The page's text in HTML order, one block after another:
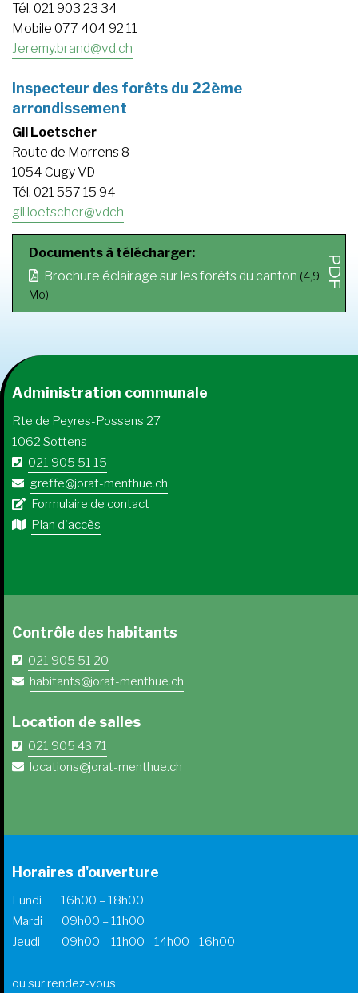
Tél. 021 903 23 34
Mobile 077 404 92 11
Jeremy.brand@vd.ch
Inspecteur des forêts du 22ème
arrondissement
Gil Loetscher
Route de Morrens 8
1054 Cugy VD
Tél. 021 557 15 94
gil.loetscher@vdch
Documents à télécharger:
Brochure éclairage sur les forêts du canton (4,9
Mo)
Administration communale
Rte de Peyres-Possens 27
1062 Sottens
021 905 51 15
greffe@jorat-menthue.ch
Formulaire de contact
Plan d'accès
Contrôle des habitants
021 905 51 20
habitants@jorat-menthue.ch
Location de salles
021 905 43 71
locations@jorat-menthue.ch
Horaires d'ouverture
Lundi 16h00 – 18h00
Mardi 09h00 – 11h00
Jeudi 09h00 – 11h00 - 14h00 - 16h00
ou sur rendez-vous